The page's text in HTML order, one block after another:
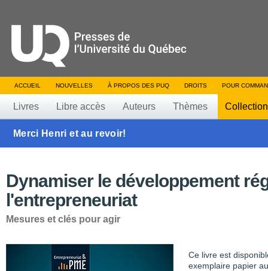
ACCUEIL NOUVELLES À PROPOS DES PUQ DROITS POUR
Livres Libre accès Auteurs Thèmes
Merci Henri et au revoir!
Dynamiser le développement
l'entrepreneuriat
Mesures et clés pour agir
Ce livre est
exemplaire papier